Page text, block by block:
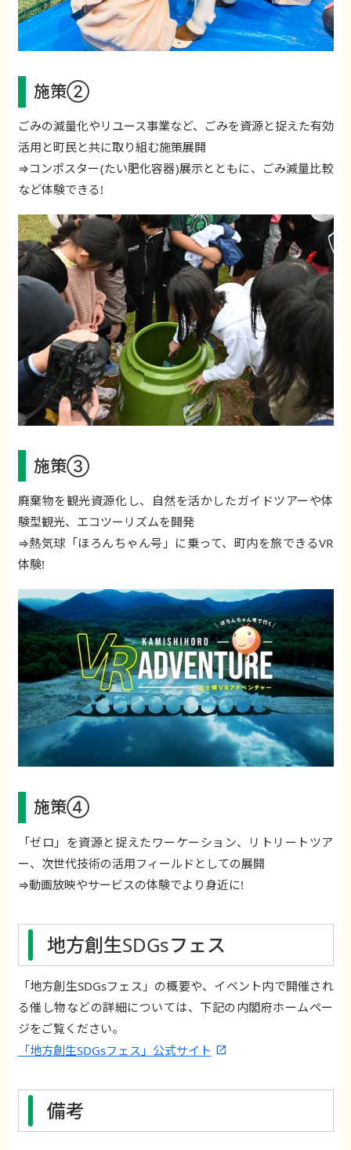
施策②
ごみの減量化やリユース事業など、ごみを資源と捉えた有効
活用と町民と共に取り組む施策展開
⇒コンポスター(たい肥化容器)展示とともに、ごみ減量比較
など体験できる!
施策③
廃棄物を観光資源化し、自然を活かしたガイドツアーや体
験型観光、エコツーリズムを開発
⇒熱気球「ほろんちゃん号」に乗って、町内を旅できるVR
体験!
施策④
「ゼロ」を資源と捉えたワーケーション、リトリートツア
ー、次世代技術の活用フィールドとしての展開
⇒動画放映やサービスの体験でより身近に!
地方創生SDGsフェス
「地方創生SDGsフェス」の概要や、イベント内で開催され
る催し物などの詳細については、下記の内閣府ホームペー
ジをご覧ください。
「地方創生SDGsフェス」公式サイト
備考